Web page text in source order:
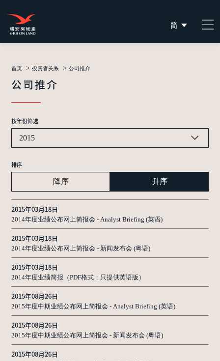
简
EN
首页 > 投资者关系 > 公司推介
公司推介
按年份筛选
2015
排序
降序 升序
2015年03月18日
2014年度业绩公布网上简报会 - Analyst Briefing (英语)
2015年03月18日
2014年度业绩公布网上简报会 - 新闻发布会 (粤语)
2015年03月18日
2014年度业绩简报（PDF格式；只提供英语版）
2015年08月26日
2015年度中期业绩公布网上简报会 - Analyst Briefing (英语)
2015年08月26日
2015年度中期业绩公布网上简报会 - 新闻发布会 (粤语)
2015年08月26日